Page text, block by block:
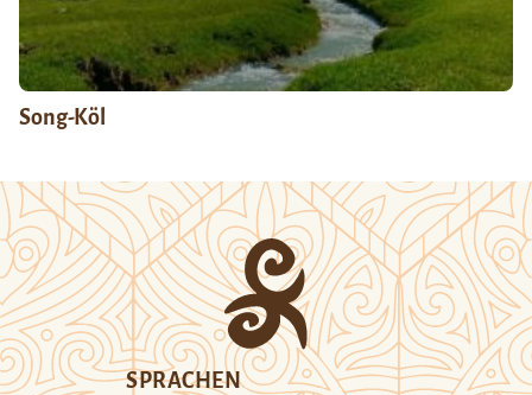
Song-Köl
SPRACHEN